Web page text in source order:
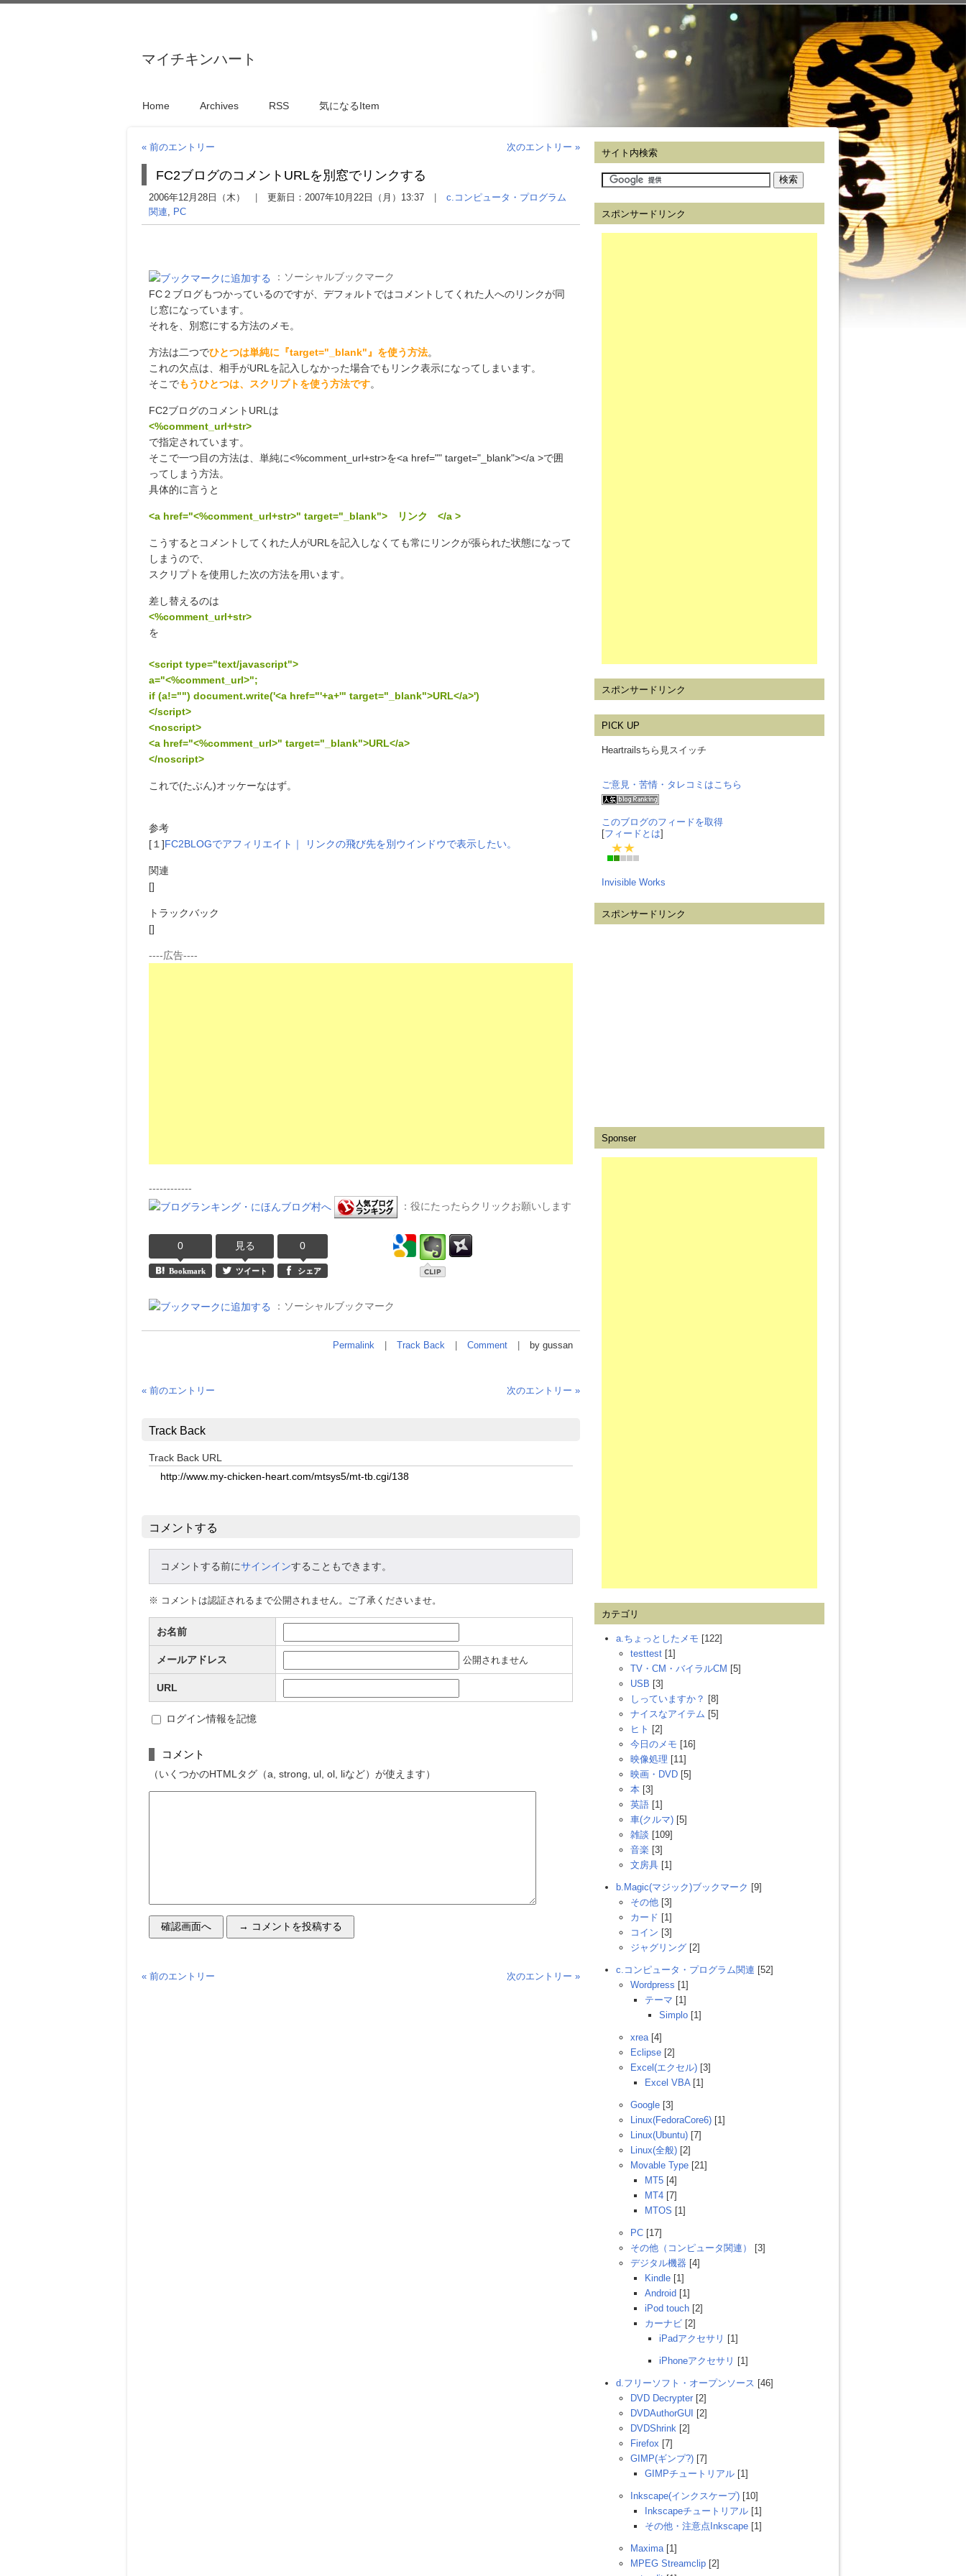
マイチキンハート
Home Archives RSS 気になるItem
« 前のエントリー 次のエントリー »
FC2ブログのコメントURLを別窓でリンクする
2006年12月28日（木） 更新日： 2007年10月22日（月）13:37
c.コンピュータ・プログラム
関連, PC
：ソーシャルブックマーク
FC２ブログもつかっているのですが、デフォルトではコメントしてくれた人へのリンクが同
じ窓になっています。
それを、別窓にする方法のメモ。
方法は二つでひとつは単純に『target="_blank"』を使う方法。
これの欠点は、相手がURLを記入しなかった場合でもリンク表示になってしまいます。
そこでもうひとつは、スクリプトを使う方法です。
FC2ブログのコメントURLは
<%comment_url+str>
で指定されています。
そこで一つ目の方法は、単純に<%comment_url+str>を<a href="" target="_blank"></a >で囲
ってしまう方法。
具体的に言うと
<a href="<%comment_url+str>" target="_blank"> リンク </a >
こうするとコメントしてくれた人がURLを記入しなくても常にリンクが張られた状態になって
しまうので、
スクリプトを使用した次の方法を用います。
差し替えるのは
<%comment_url+str>
を
<script type="text/javascript">
a="<%comment_url>";
if (a!="") document.write('<a href="'+a+'" target="_blank">URL</a>')
</script>
<noscript>
<a href="<%comment_url>" target="_blank">URL</a>
</noscript>
これで(たぶん)オッケーなはず。
参考
[１]FC2BLOGでアフィリエイト｜ リンクの飛び先を別ウインドウで表示したい。
関連
[]
トラックバック
[]
----広告----
------------
：役にたったらクリックお願いします
0
Bookmark
見る
ツイート
0
シェア
：ソーシャルブックマーク
Permalink Track Back Comment by gussan
« 前のエントリー 次のエントリー »
Track Back
Track Back URL
コメントする
コメントする前にサインインすることもできます。
※ コメントは認証されるまで公開されません。ご了承くださいませ。
お名前
メールアドレス 公開されません
URL
ログイン情報を記憶
コメント
（いくつかのHTMLタグ（a, strong, ul, ol, liなど）が使えます）
« 前のエントリー 次のエントリー »
サイト内検索
スポンサードリンク
スポンサードリンク
PICK UP
Heartrailsちら見スイッチ
ご意見・苦情・タレコミはこちら
このブログのフィードを取得
[フィードとは]
Invisible Works
スポンサードリンク
Sponser
カテゴリ
a.ちょっとしたメモ [122]
testtest [1]
TV・CM・バイラルCM [5]
USB [3]
しっていますか？ [8]
ナイスなアイテム [5]
ヒト [2]
今日のメモ [16]
映像処理 [11]
映画・DVD [5]
本 [3]
英語 [1]
車(クルマ) [5]
雑談 [109]
音楽 [3]
文房具 [1]
b.Magic(マジック)ブックマーク [9]
その他 [3]
カード [1]
コイン [3]
ジャグリング [2]
c.コンピュータ・プログラム関連 [52]
Wordpress [1]
テーマ [1]
Simplo [1]
xrea[4]
Eclipse [2]
Excel(エクセル) [3]
Excel VBA[1]
Google [3]
Linux(FedoraCore6) [1]
Linux(Ubuntu) [7]
Linux(全般) [2]
Movable Type [21]
MT5 [4]
MT4 [7]
MTOS [1]
PC [17]
その他（コンピュータ関連）
[3]
デジタル機器 [4]
Kindle [1]
Android [1]
iPod touch [2]
カーナビ [2]
iPadアクセサリ [1]
iPhoneアクセサリ [1]
d.フリーソフト・オープンソース [46]
DVD Decrypter [2]
DVDAuthorGUI
[2]
DVDShrink [2]
Firefox [7]
GIMP(ギンプ?) [7]
GIMPチュートリアル [1]
Inkscape(インクスケープ) [10]
Inkscapeチュートリアル [1]
その他・注意点Inkscape [1]
Maxima[1]
MPEG Streamclip [2]